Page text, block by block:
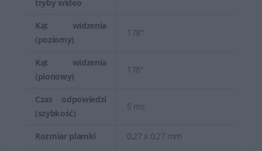
tryby wideo
Kąt widzenia
(poziomy)
178°
Kąt widzenia
(pionowy)
178°
Czas odpowiedzi
(szybkość)
5 ms
Rozmiar plamki 0,27 x 0,27 mm